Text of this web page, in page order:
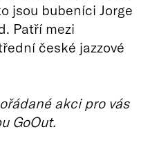
jsou bubeníci Jorge
Patří mezi
české jazzové
akci pro vás
GoOut.